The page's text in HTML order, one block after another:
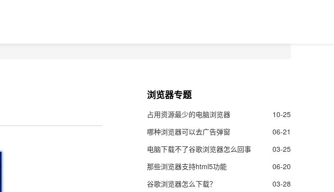
浏览器专题
占用资源最少的电脑浏览器
10-25
哪种浏览器可以去广告弹窗
06-21
电脑下载不了谷歌浏览器怎么回事
03-25
那些浏览器支持html5功能
06-20
谷歌浏览器怎么下载？
03-28